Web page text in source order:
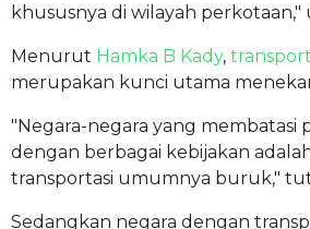
khususnya di wilayah perkotaan,"
Menurut Hamka B Kady,
merupakan kunci utama
"Negara-negara yang membatasi
dengan berbagai kebijakan
transportasi umumnya buruk,"
Sedangkan negara dengan